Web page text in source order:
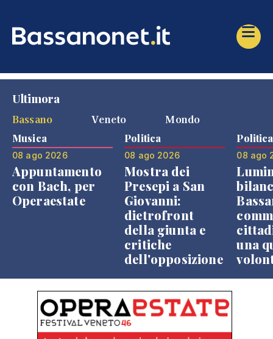
Ultimora
Bassano
Veneto Mondo
Musica
08 ago 2026
Appuntamento
con Bach, per
Operaestate
Politica
08 ago 2026
Mostra dei
Presepi a San
Giovanni:
dietrofront
della giunta e
critiche
dell'opposizione
Politica
08 ago
una